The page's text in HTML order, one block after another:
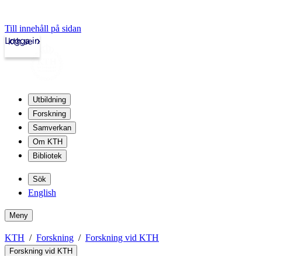
Till innehåll på sidan
kth.se
Logga in
Utbildning
Forskning
Samverkan
Om KTH
Bibliotek
Sök
English
Meny
KTH Forskning Forskning vid KTH
Forskning vid KTH